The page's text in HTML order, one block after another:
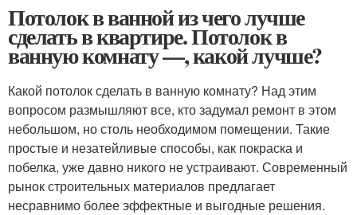
Потолок в ванной из чего лучше
сделать в квартире. Потолок в
ванную комнату —, какой лучше?
Какой потолок сделать в ванную комнату? Над этим
вопросом размышляют все, кто задумал ремонт в этом
небольшом, но столь необходимом помещении. Такие
простые и незатейливые способы, как покраска и
побелка, уже давно никого не устраивают. Современный
рынок строительных материалов предлагает
несравнимо более эффектные и выгодные решения.